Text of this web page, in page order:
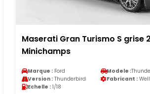
Maserati Gran Turismo S grise
Minichamps
Marque : Ford Modele :
Version : Thunderbird Fabricant :
Echelle : 1/18